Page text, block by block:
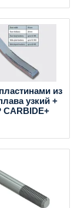
из
узкий +
CARBIDE+